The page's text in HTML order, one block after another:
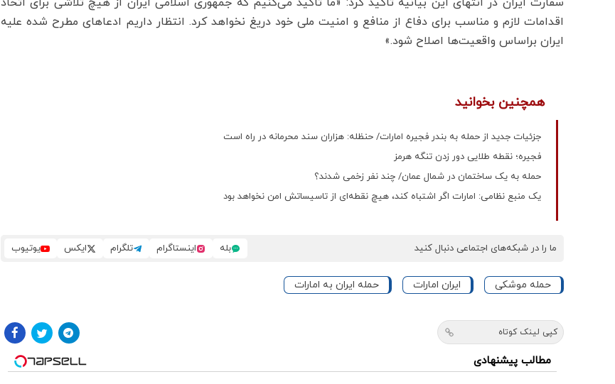
اقدامات لازم و مناسب برای دفاع از منافع و امنیت ملی خود دریغ نخواهد کرد. انتظار داریم ادعاهای مطرح شده علیه
ایران براساس واقعیت‌ها اصلاح شود.»
همچنین بخوانید
جزئیات جدید از حمله به بندر فجیره امارات/ حنظله: هزاران سند محرمانه در راه است
فجیره؛ نقطه طلایی دور زدن تنگه هرمز
حمله به یک ساختمان در شمال عمان/ چند نفر زخمی شدند؟
یک منبع نظامی: امارات اگر اشتباه کند، هیچ نقطه‌ای از تاسیساتش امن نخواهد بود
ما را در شبکه‌های اجتماعی دنبال کنید بله اینستاگرام تلگرام ایکس یوتیوب
حمله موشکی ایران امارات حمله ایران به امارات
کپی لینک کوتاه
مطالب پیشنهادی